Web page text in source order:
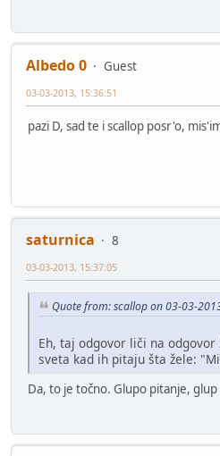
Albedo 0
Guest
03-03-2013, 15:36:51
pazi D, sad te i scallop posr'o,
saturnica
8
03-03-2013, 15:37:05
Quote from: scallop on 03-03-
Eh, taj odgovor liči na
sveta kad ih pitaju šta žele:
Da, to je točno. Glupo pitanje,